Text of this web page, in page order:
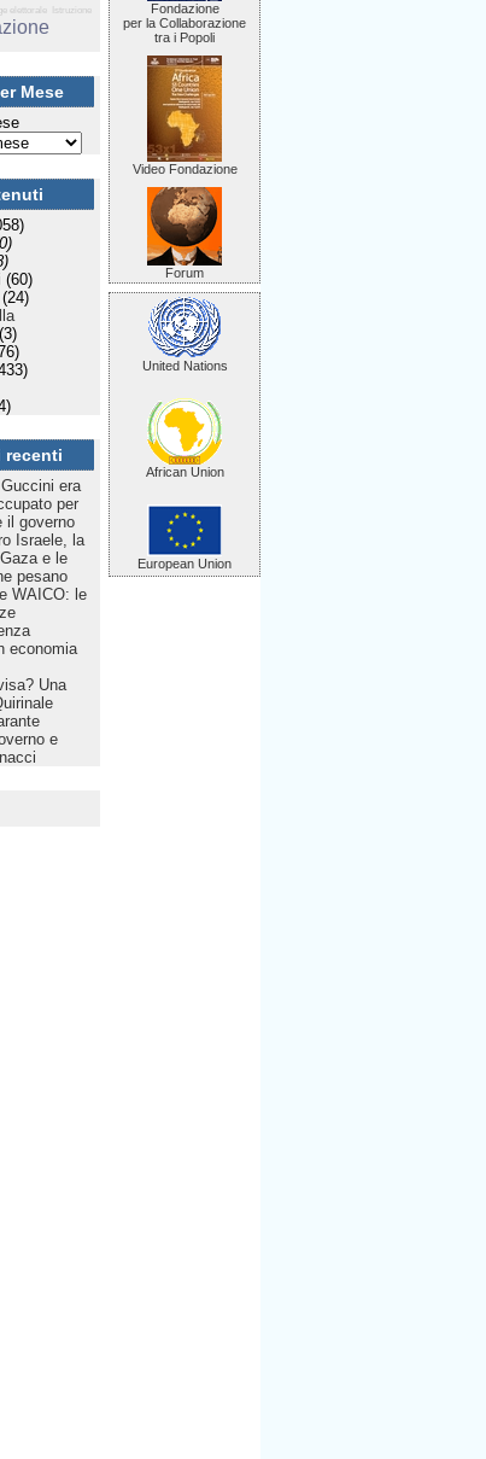
elettorale Istruzione
Mese
(60)
(24)
(3)
recenti
era
per
il governo
Israele, la
e le
pesano
WAICO: le
economia
Una
e
Fondazione
per la Collaborazione
tra i Popoli
Video Fondazione
Forum
United Nations
African Union
European Union